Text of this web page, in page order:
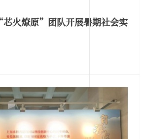
芯火燎原”团队开展暑期社会实